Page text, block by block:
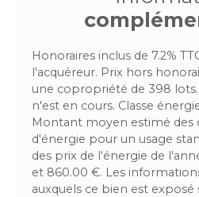
Honoraires inclus de 7.2%
l'acquéreur. Prix hors
une copropriété de 398
n'est en cours. Classe
Montant moyen estimé des
d'énergie pour un usage
des prix de l'énergie de
et 860.00 €. Les
auxquels ce bien est